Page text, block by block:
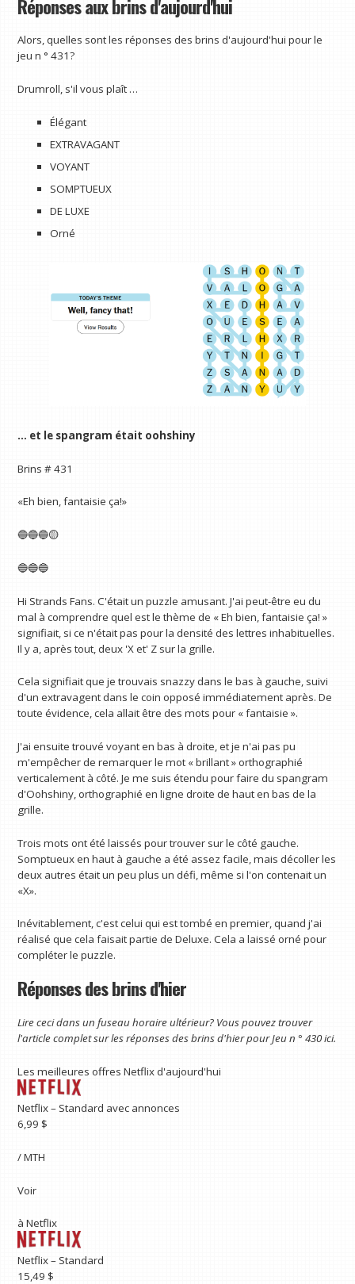
Réponses aux brins d'aujourd'hui
Alors, quelles sont les réponses des brins d'aujourd'hui pour le
jeu n ° 431?
Drumroll, s'il vous plaît …
Élégant
EXTRAVAGANT
VOYANT
SOMPTUEUX
DE LUXE
Orné
… et le spangram était oohshiny
Brins # 431
«Eh bien, fantaisie ça!»
🔵🔵🔵🟡
🔵🔵🔵
Hi Strands Fans. C'était un puzzle amusant. J'ai peut-être eu du
mal à comprendre quel est le thème de « Eh bien, fantaisie ça! »
signifiait, si ce n'était pas pour la densité des lettres inhabituelles.
Il y a, après tout, deux 'X et' Z sur la grille.
Cela signifiait que je trouvais snazzy dans le bas à gauche, suivi
d'un extravagent dans le coin opposé immédiatement après. De
toute évidence, cela allait être des mots pour « fantaisie ».
J'ai ensuite trouvé voyant en bas à droite, et je n'ai pas pu
m'empêcher de remarquer le mot « brillant » orthographié
verticalement à côté. Je me suis étendu pour faire du spangram
d'Oohshiny, orthographié en ligne droite de haut en bas de la
grille.
Trois mots ont été laissés pour trouver sur le côté gauche.
Somptueux en haut à gauche a été assez facile, mais décoller les
deux autres était un peu plus un défi, même si l'on contenait un
«X».
Inévitablement, c'est celui qui est tombé en premier, quand j'ai
réalisé que cela faisait partie de Deluxe. Cela a laissé orné pour
compléter le puzzle.
Réponses des brins d'hier
Lire ceci dans un fuseau horaire ultérieur? Vous pouvez trouver
l'article complet sur les réponses des brins d'hier pourJeu n ° 430 ici.
Les meilleures offres Netflix d'aujourd'hui
Netflix – Standard avec annonces
6,99 $
/ MTH
Voir
àNetflix
Netflix – Standard
15,49 $